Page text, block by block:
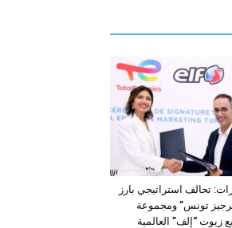
تحالف استراتيجي بارز
تونس” ومجموعة
زيوت “إلف” العالمية